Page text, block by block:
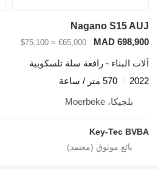
Nagano S15 AUJ
MAD 698,900
€65,000
≈ $75,100
آلات البناء - رافعة سلة تلسكوبية
2022
570 متر / ساعة
بلجيكا، Moerbeke
Key-Tec BVBA